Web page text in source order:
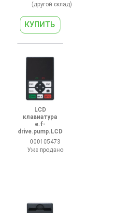
(другой склад)
LCD
клавиатура
e.f-
drive.pump.LCD
000105473
Уже продано